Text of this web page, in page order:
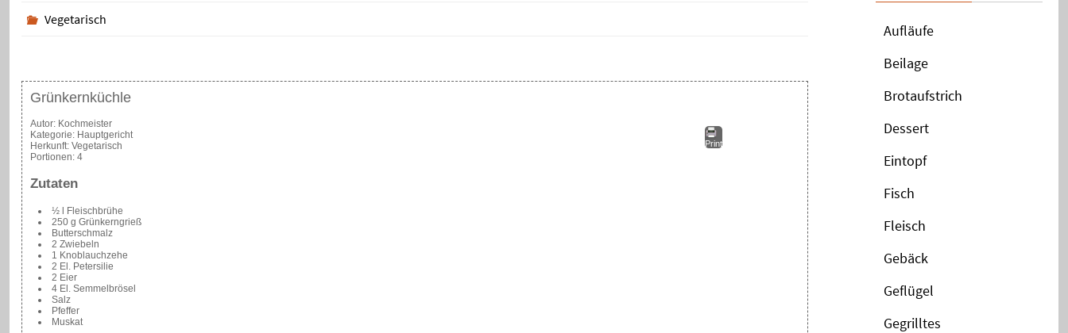
Vegetarisch
Grünkernküchle
Print
Autor: Kochmeister
Kategorie: Hauptgericht
Herkunft: Vegetarisch
Portionen: 4
Zutaten
½ l Fleischbrühe
250 g Grünkerngrieß
Butterschmalz
2 Zwiebeln
1 Knoblauchzehe
2 El. Petersilie
2 Eier
4 El. Semmelbrösel
Salz
Pfeffer
Muskat
Aufläufe
Beilage
Brotaufstrich
Dessert
Eintopf
Fisch
Fleisch
Gebäck
Geflügel
Gegrilltes